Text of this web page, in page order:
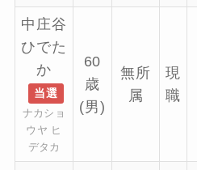
中庄谷
ひでた
か
当選
ナカショ
ウヤ ヒ
デタカ
60
歳
(男)
無所
属
現
職